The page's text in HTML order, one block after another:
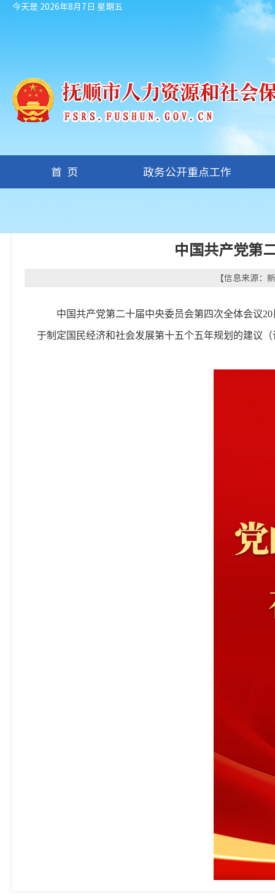
今天是 2026年8月7日 星期五
首页 政务公开重点工作
中国共产党第
【信息来源
中国共产党第二十届中央委员会第四次全体会议
于制定国民经济和社会发展第十五个五年规划的建议